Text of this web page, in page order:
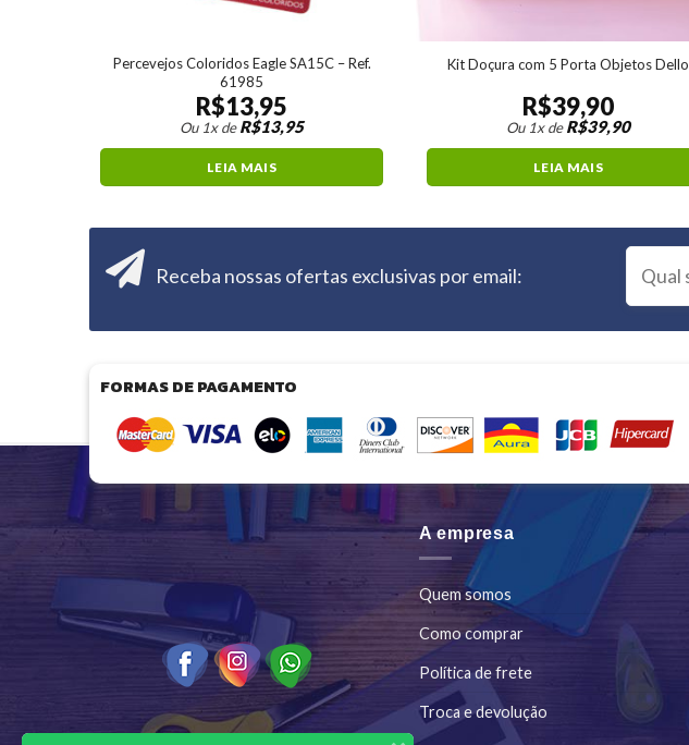
Percevejos Coloridos Eagle SA15C – Ref.
61985
R$13,95
Ou 1x deR$13,95
LEIA MAIS
Kit Doçura com 5 Porta Objetos Dello
R$39,90
Ou 1x deR$39,90
LEIA MAIS
Receba nossas ofertas exclusivas por email:
FORMAS DE PAGAMENTO
A empresa
Quem somos
Como comprar
Política de frete
Troca e devolução